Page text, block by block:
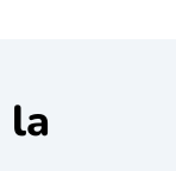
la